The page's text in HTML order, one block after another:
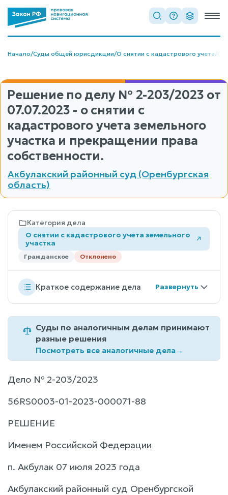
Начало/Суды общей юрисдикции/О снятии с кадастрового учета/О
Решение по делу № 2-203/2023 от
07.07.2023 - о снятии с
кадастрового учета земельного
участка и прекращении права
собственности.
Акбулакский районный суд (Оренбургская
область)
Категория дела
О снятии с кадастрового учета земельного
участка
Гражданское Отклонено
Краткое содержание дела
Суды по аналогичным делам принимают
разные решения
Посмотреть все аналогичные дела→
Дело № 2-203/2023
56RS0003-01-2023-000071-88
РЕШЕНИЕ
Именем Российской Федерации
п. Акбулак 07 июля 2023 года
Акбулакский районный суд Оренбургской